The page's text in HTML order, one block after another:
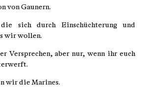
von Gaunern.
sich durch Einschüchterung und
wir wollen.
Versprechen, aber nur, wenn ihr euch
wir die Marines.